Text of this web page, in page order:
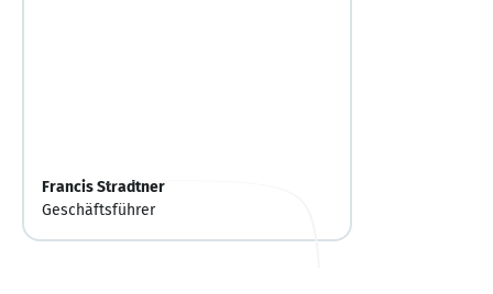
Francis Stradtner
Geschäftsführer